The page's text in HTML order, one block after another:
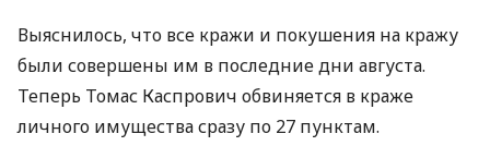
Выяснилось, что все кражи и покушения на кражу
были совершены им в последние дни августа.
Теперь Томас Каспрович обвиняется в краже
личного имущества сразу по 27 пунктам.